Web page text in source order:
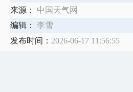
来源：
中国天气网
编辑：
李雪
发布时间： 2026-06-17 11:56:55